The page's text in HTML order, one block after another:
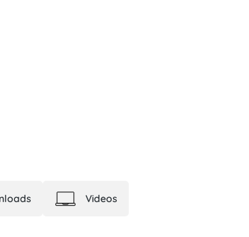
Videos